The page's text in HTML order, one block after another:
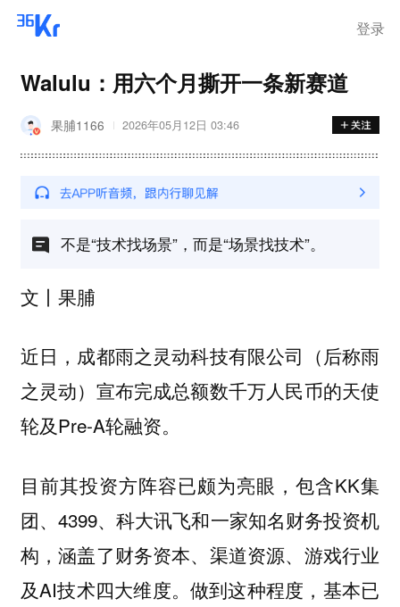
登录
Walulu：用六个月撕开一条新赛道
果脯1166 2026年05月12日 03:46
不是“技术找场景”，而是“场景找技术”。
文丨果脯
近日，成都雨之灵动科技有限公司（后称雨
之灵动）宣布完成总额数千万人民币的天使
轮及Pre-A轮融资。
目前其投资方阵容已颇为亮眼，包含KK集
团、4399、科大讯飞和一家知名财务投资机
构，涵盖了财务资本、渠道资源、游戏行业
及AI技术四大维度。做到这种程度，基本已